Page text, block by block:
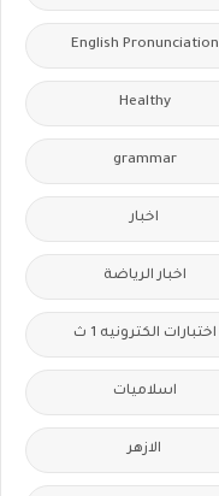
English Pronunciation
Healthy
grammar
اخبار
اخبار الرياضة
اختبارات الكترونيه 1 ث
اسلاميات
الازهر